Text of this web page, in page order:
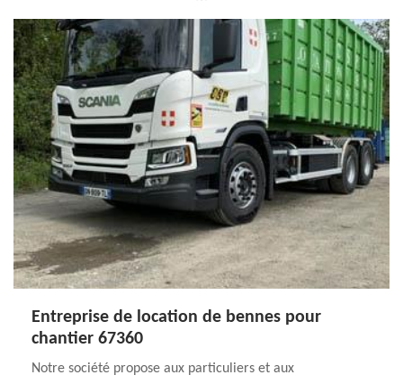
Entreprise de location de bennes pour
chantier 67360
Notre société propose aux particuliers et aux